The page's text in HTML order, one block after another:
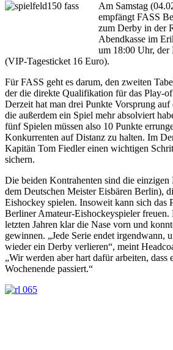
Am Samstag
empfängt FASS
zum Derby in der
Abendkasse im
um 18:00 Uhr, der
(VIP-Tagesticket 16 Euro).
Für FASS geht es darum, den zweiten
der die direkte Qualifikation für das Play-
Derzeit hat man drei Punkte Vorsprung auf
die außerdem ein Spiel mehr absolviert
fünf Spielen müssen also 10 Punkte
Konkurrenten auf Distanz zu halten. Im
Kapitän Tom Fiedler einen wichtigen
sichern.
Die beiden Kontrahenten sind die einzigen
dem Deutschen Meister Eisbären Berlin),
Eishockey spielen. Insoweit kann sich das
Berliner Amateur-Eishockeyspieler freuen.
letzten Jahren klar die Nase vorn und
gewinnen. „Jede Serie endet irgendwann,
wieder ein Derby verlieren“, meint
„Wir werden aber hart dafür arbeiten, dass
Wochenende passiert.“